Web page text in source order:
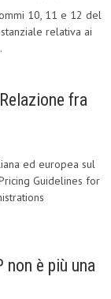
10, 11 e 12 del
relativa ai
fra
ed europea sul
Guidelines for
è più una